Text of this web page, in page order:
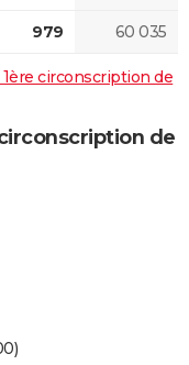
979 60 035
circonscription de
de